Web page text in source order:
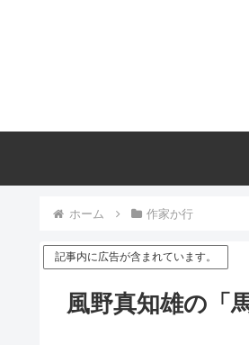
ホーム 作家か行
記事内に広告が含まれています。
風野真知雄の「